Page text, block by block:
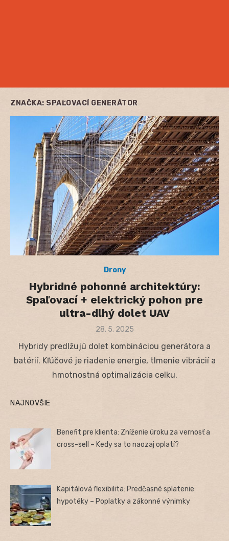
ZNAČKA: SPAĽOVACÍ GENERÁTOR
Drony
Hybridné pohonné architektúry:
Spaľovací + elektrický pohon pre
ultra-dlhý dolet UAV
Posted
28. 5. 2025
Hybridy predlžujú dolet kombináciou generátora a
batérií. Kľúčové je riadenie energie, tlmenie vibrácií a
hmotnostná optimalizácia celku.
NAJNOVŠIE
Benefit pre klienta: Zníženie úroku za vernosť a
cross-sell – Kedy sa to naozaj oplatí?
Kapitálová flexibilita: Predčasné splatenie
hypotéky – Poplatky a zákonné výnimky